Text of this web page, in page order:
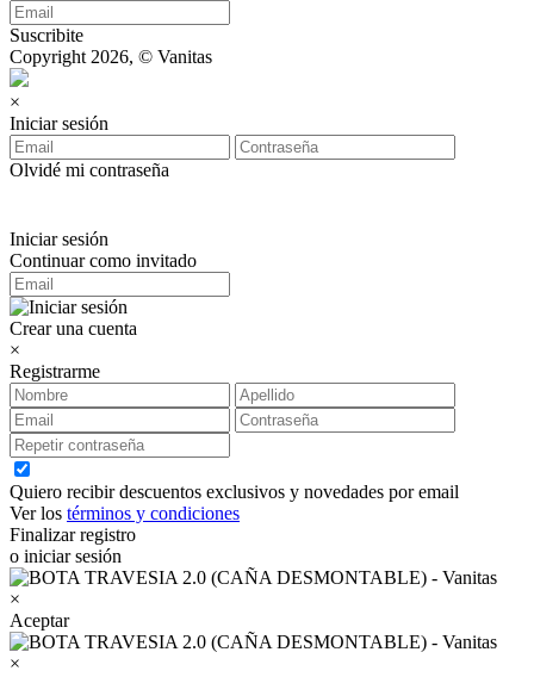
Suscribite
Copyright 2026, © Vanitas
×
Iniciar sesión
Olvidé mi contraseña
Iniciar sesión
Continuar como invitado
Crear una cuenta
×
Registrarme
Quiero recibir descuentos exclusivos y novedades por email
Ver los términos y condiciones
Finalizar registro
o iniciar sesión
×
Aceptar
×